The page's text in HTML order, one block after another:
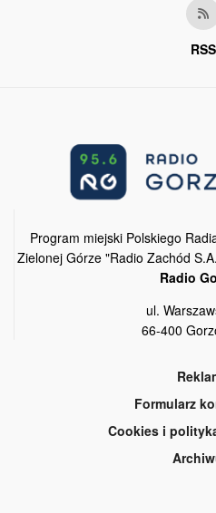
RSS
Program miejski Polskiego
Zielonej Górze "Radio Zachód
Radio
ul.
66-400
Formularz
Cookies i